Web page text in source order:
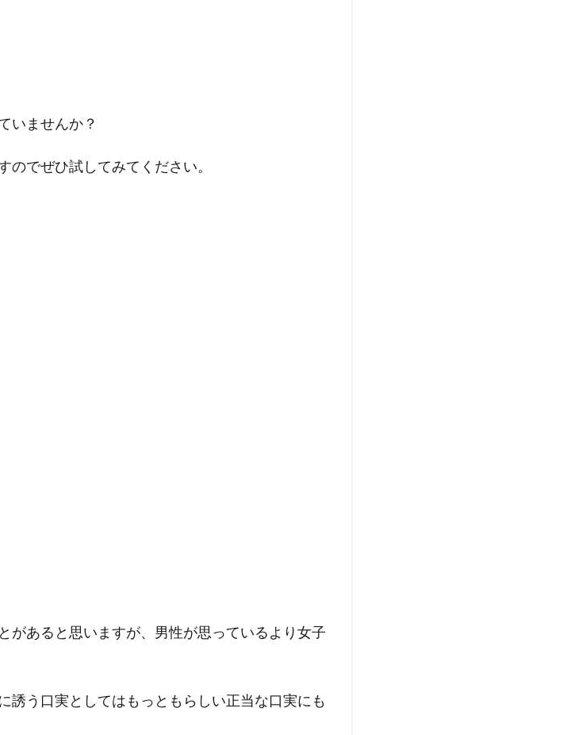
いませんか？
のでぜひ試してみてください。
があると思いますが、男性が思っているより女子
誘う口実としてはもっともらしい正当な口実にも